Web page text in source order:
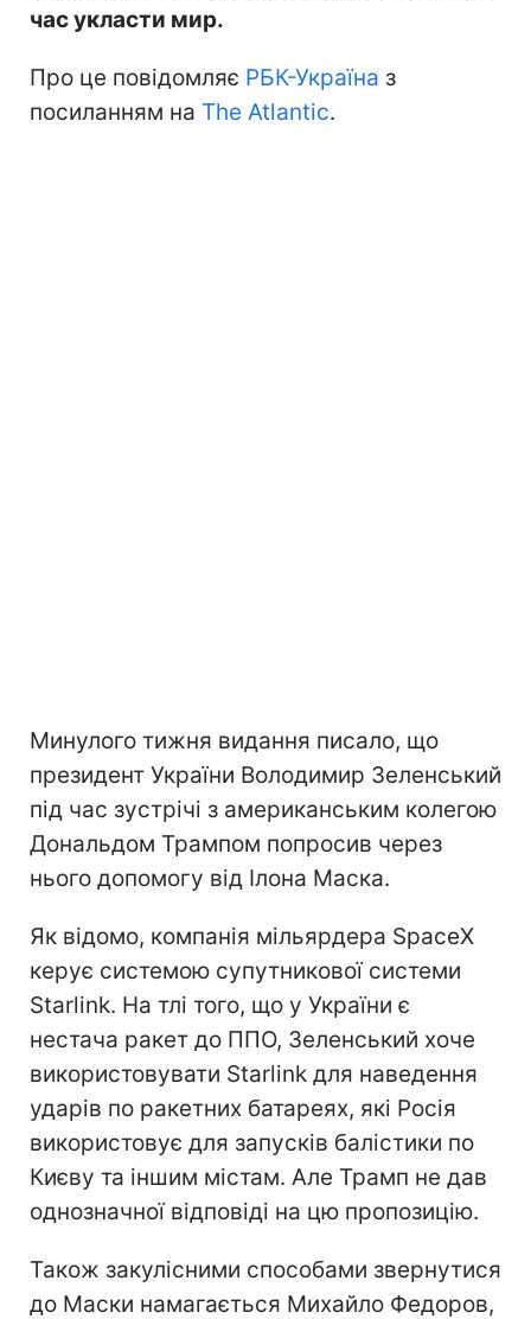
час укласти мир.
Про це повідомляє РБК-Україна з
посиланням на The Atlantic.
Минулого тижня видання писало, що
президент України Володимир Зеленський
під час зустрічі з американським колегою
Дональдом Трампом попросив через
нього допомогу від Ілона Маска.
Як відомо, компанія мільярдера SpaceX
керує системою супутникової системи
Starlink. На тлі того, що у України є
нестача ракет до ППО, Зеленський хоче
використовувати Starlink для наведення
ударів по ракетних батареях, які Росія
використовує для запусків балістики по
Києву та іншим містам. Але Трамп не дав
однозначної відповіді на цю пропозицію.
Також закулісними способами звернутися
до Маски намагається Михайло Федоров,